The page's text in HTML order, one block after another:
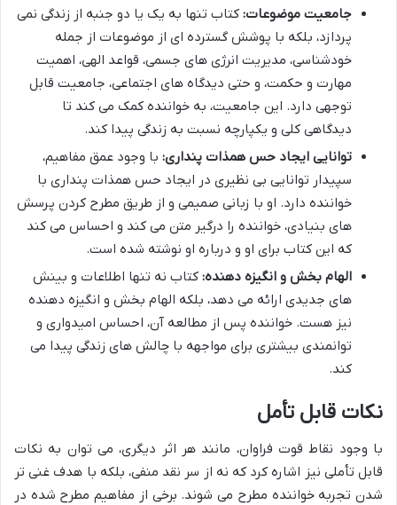
جامعیت موضوعات: کتاب تنها به یک یا دو جنبه از زندگی نمی
پردازد، بلکه با پوشش گسترده ای از موضوعات از جمله
خودشناسی، مدیریت انرژی های جسمی، قواعد الهی، اهمیت
مهارت و حکمت، و حتی دیدگاه های اجتماعی، جامعیت قابل
توجهی دارد. این جامعیت، به خواننده کمک می کند تا
دیدگاهی کلی و یکپارچه نسبت به زندگی پیدا کند.
توانایی ایجاد حس همذات پنداری: با وجود عمق مفاهیم،
سپیدار توانایی بی نظیری در ایجاد حس همذات پنداری با
خواننده دارد. او با زبانی صمیمی و از طریق مطرح کردن پرسش
های بنیادی، خواننده را درگیر متن می کند و احساس می کند
که این کتاب برای او و درباره او نوشته شده است.
الهام بخش و انگیزه دهنده: کتاب نه تنها اطلاعات و بینش
های جدیدی ارائه می دهد، بلکه الهام بخش و انگیزه دهنده
نیز هست. خواننده پس از مطالعه آن، احساس امیدواری و
توانمندی بیشتری برای مواجهه با چالش های زندگی پیدا می
کند.
نکات قابل تأمل
با وجود نقاط قوت فراوان، مانند هر اثر دیگری، می توان به نکات
قابل تأملی نیز اشاره کرد که نه از سر نقد منفی، بلکه با هدف غنی تر
شدن تجربه خواننده مطرح می شوند. برخی از مفاهیم مطرح شده در